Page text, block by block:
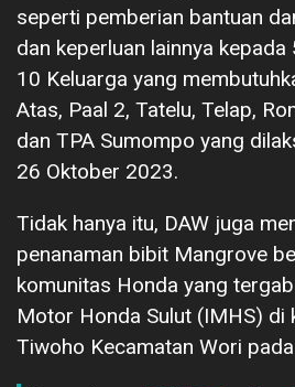
seperti pemberian bantuan
dan keperluan lainnya kepada
10 Keluarga yang
Atas, Paal 2, Tatelu, Telap,
dan TPA Sumompo yang
26 Oktober 2023.
Tidak hanya itu, DAW juga
penanaman bibit Mangrove
komunitas Honda yang
Motor Honda Sulut (IMHS) di
Tiwoho Kecamatan Wori